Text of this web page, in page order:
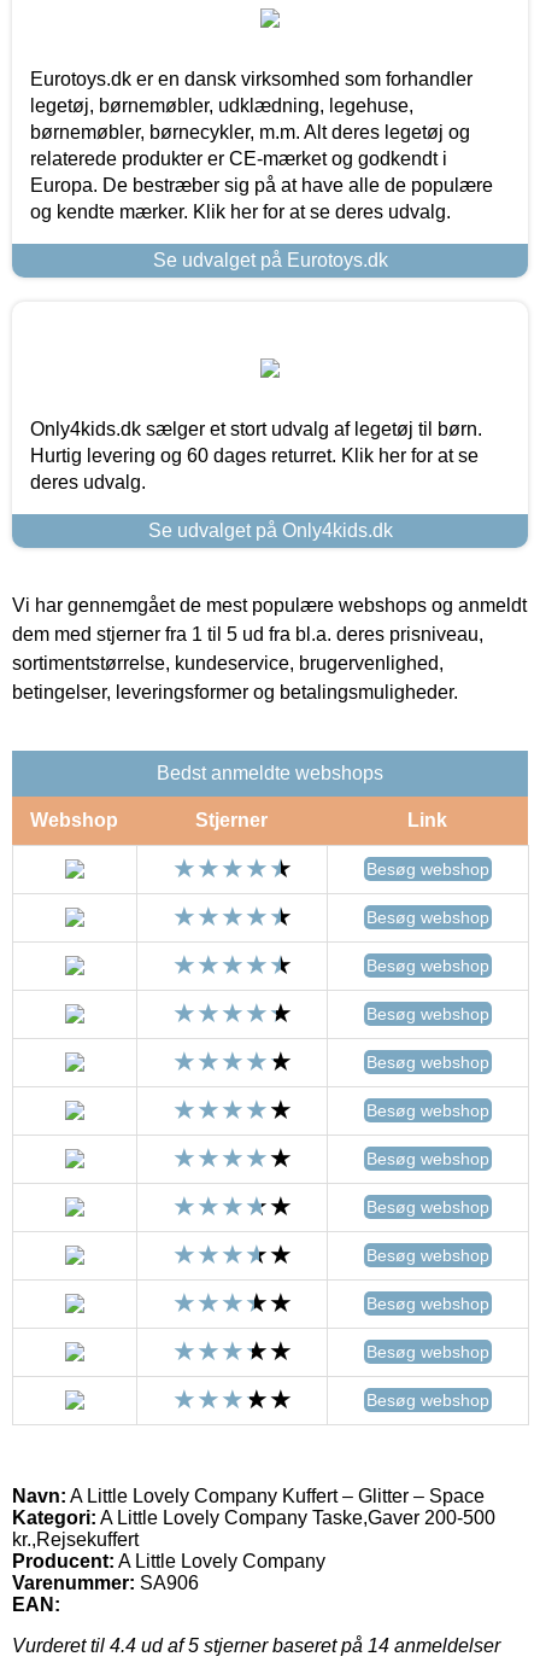
Eurotoys.dk er en dansk virksomhed som forhandler
legetøj, børnemøbler, udklædning, legehuse,
børnemøbler, børnecykler, m.m. Alt deres legetøj og
relaterede produkter er CE-mærket og godkendt i
Europa. De bestræber sig på at have alle de populære
og kendte mærker. Klik her for at se deres udvalg.
Se udvalget på Eurotoys.dk
Only4kids.dk sælger et stort udvalg af legetøj til børn.
Hurtig levering og 60 dages returret. Klik her for at se
deres udvalg.
Se udvalget på Only4kids.dk
Vi har gennemgået de mest populære webshops og anmeldt
dem med stjerner fra 1 til 5 ud fra bl.a. deres prisniveau,
sortimentstørrelse, kundeservice, brugervenlighed,
betingelser, leveringsformer og betalingsmuligheder.
Bedst anmeldte webshops
Webshop Stjerner Link
Besøg webshop
Besøg webshop
Besøg webshop
Besøg webshop
Besøg webshop
Besøg webshop
Besøg webshop
Besøg webshop
Besøg webshop
Besøg webshop
Besøg webshop
Besøg webshop
Navn: A Little Lovely Company Kuffert – Glitter – Space
Kategori: A Little Lovely Company Taske,Gaver 200-500
kr.,Rejsekuffert
Producent: A Little Lovely Company
Varenummer: SA906
EAN:
Vurderet til 4.4 ud af 5 stjerner baseret på 14 anmeldelser